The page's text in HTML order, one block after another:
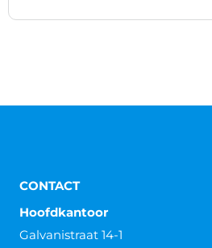
CONTACT
Hoofdkantoor
Galvanistraat 14-1